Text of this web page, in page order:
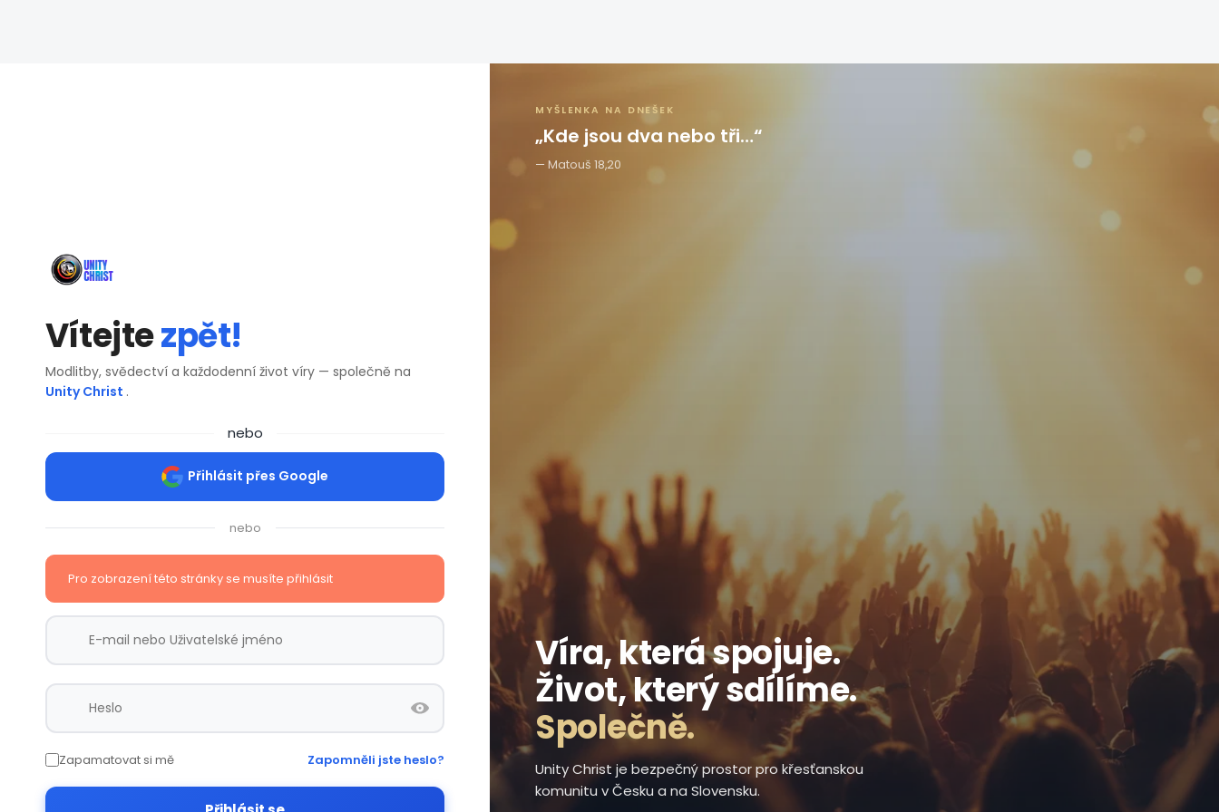
Vítejtezpět!
Modlitby, svědectví a každodenní život víry — společně na
Unity Christ .
nebo
Přihlásit přes Google
nebo
Pro zobrazení této stránky se musíte přihlásit
Zapamatovat si mě Zapomněli jste heslo?
Víra, která spojuje.
Život, který sdílíme.
Společně.
Unity Christ je bezpečný prostor pro křesťanskou
komunitu v Česku a na Slovensku.
MYŠLENKA NA DNEŠEK
„Kde jsou dva nebo tři…“
Matouš 18,20